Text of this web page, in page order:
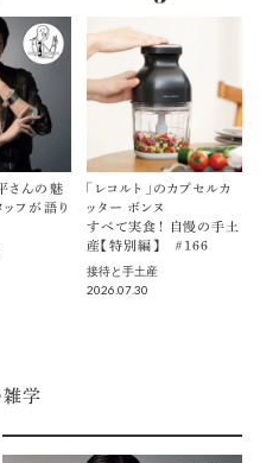
さんの魅
ッフが語り
「レコルト」のカプセルカ
ッター ボンヌ
すべて実食！ 自慢の手土
産【特別編】 ＃166
接待と手土産
2026.07.30
学